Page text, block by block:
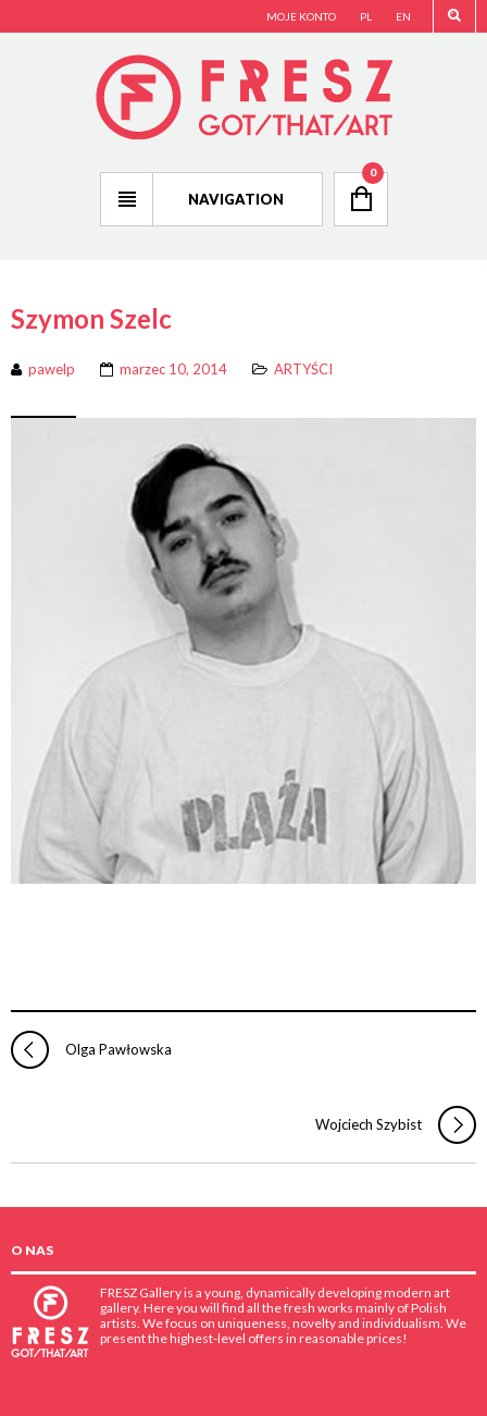
MOJE KONTO PL EN
NAVIGATION
0
Szymon Szelc
pawelp marzec 10, 2014 ARTYŚCI
Olga Pawłowska
Wojciech Szybist
O NAS
FRESZ Gallery is a young, dynamically developing modern art
gallery. Here you will find all the fresh works mainly of Polish
artists. We focus on uniqueness, novelty and individualism. We
present the highest-level offers in reasonable prices!